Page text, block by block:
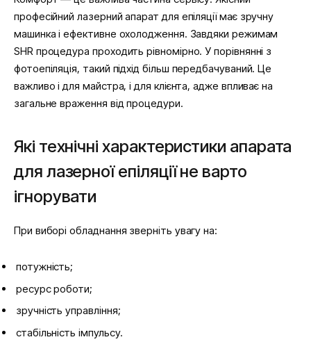
професійний лазерний апарат для епіляції має зручну
машинка і ефективне охолодження. Завдяки режимам
SHR процедура проходить рівномірно. У порівнянні з
фотоепіляція, такий підхід більш передбачуваний. Це
важливо і для майстра, і для клієнта, адже впливає на
загальне враження від процедури.
Які технічні характеристики апарата
для лазерної епіляції не варто
ігнорувати
При виборі обладнання зверніть увагу на:
потужність;
ресурс роботи;
зручність управління;
стабільність імпульсу.